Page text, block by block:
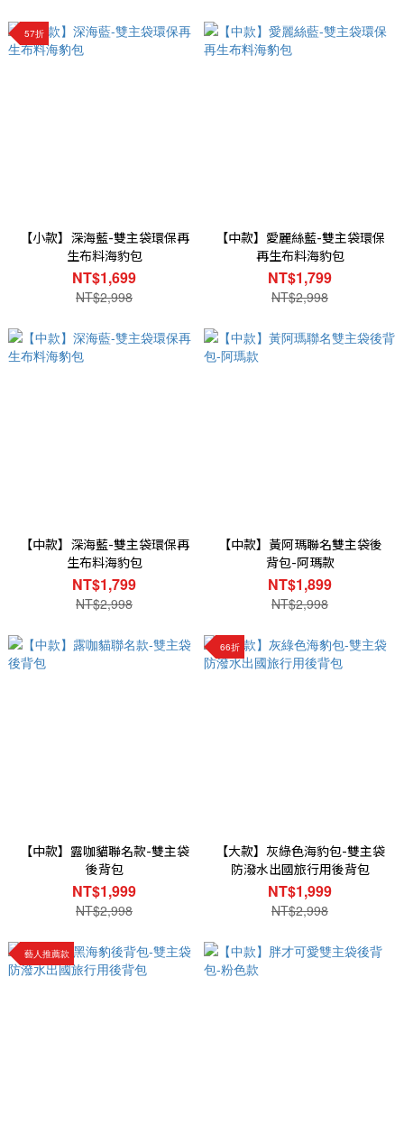
57折
【小款】深海藍-雙主袋環保再
生布料海豹包
NT$1,699
NT$2,998
【中款】愛麗絲藍-雙主袋環保
再生布料海豹包
NT$1,799
NT$2,998
【中款】深海藍-雙主袋環保再
生布料海豹包
NT$1,799
NT$2,998
【中款】黃阿瑪聯名雙主袋後
背包-阿瑪款
NT$1,899
NT$2,998
【中款】露咖貓聯名款-雙主袋
後背包
NT$1,999
NT$2,998
66折
【大款】灰綠色海豹包-雙主袋
防潑水出國旅行用後背包
NT$1,999
NT$2,998
藝人推薦款